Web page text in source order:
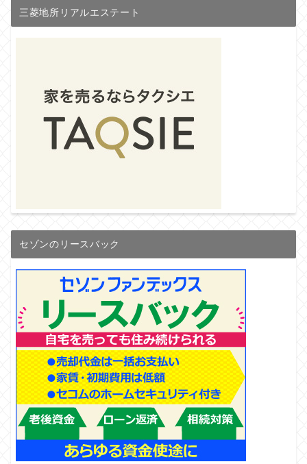
三菱地所リアルエステート
セゾンのリースバック